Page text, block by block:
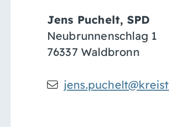
Jens Puchelt, SPD
Neubrunnenschlag 1
76337 Waldbronn